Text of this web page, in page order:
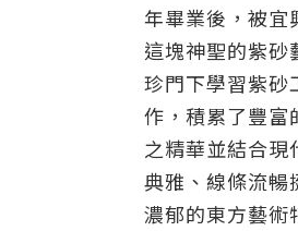
年畢業後，被宜
這塊神聖的紫砂
珍門下學習紫砂
作，積累了豐富
之精華並結合現
典雅、線條流暢
濃郁的東方藝術